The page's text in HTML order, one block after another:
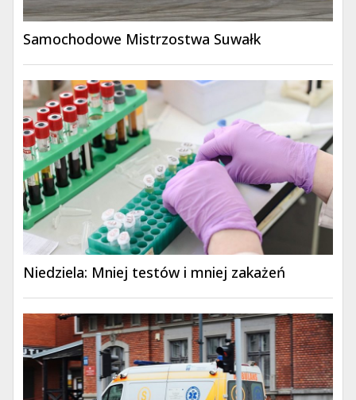
Samochodowe Mistrzostwa Suwałk
Niedziela: Mniej testów i mniej zakażeń